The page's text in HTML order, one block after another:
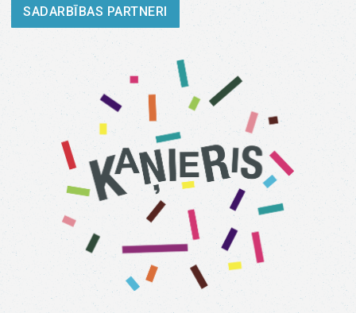
SADARBĪBAS PARTNERI